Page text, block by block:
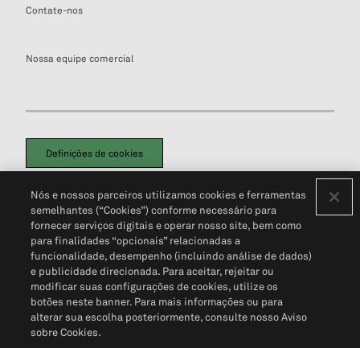
Contate-nos
Nossa equipe comercial
Definições de cookies
Política de PrivacidadePortal de privacidade do cliente (em inglês)
Não Venda Minhas Informações Pessoais© 2026 S&P Global
Nós e nossos parceiros utilizamos cookies e ferramentas
semelhantes (“Cookies”) conforme necessário para
fornecer serviços digitais e operar nosso site, bem como
para finalidades “opcionais” relacionadas a
funcionalidade, desempenho (incluindo análise de dados)
e publicidade direcionada. Para aceitar, rejeitar ou
modificar suas configurações de cookies, utilize os
botões neste banner. Para mais informações ou para
alterar sua escolha posteriormente, consulte nosso Aviso
sobre Cookies.